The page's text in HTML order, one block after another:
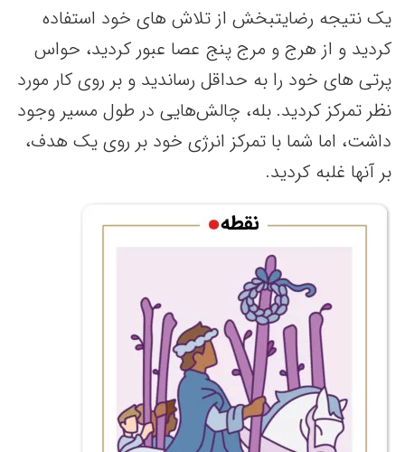
یک نتیجه رضایتبخش از تلاش های خود استفاده
کردید و از هرج و مرج پنج عصا عبور کردید، حواس
پرتی های خود را به حداقل رساندید و بر روی کار مورد
نظر تمرکز کردید. بله، چالش‌هایی در طول مسیر وجود
داشت، اما شما با تمرکز انرژی خود بر روی یک هدف،
بر آنها غلبه کردید.